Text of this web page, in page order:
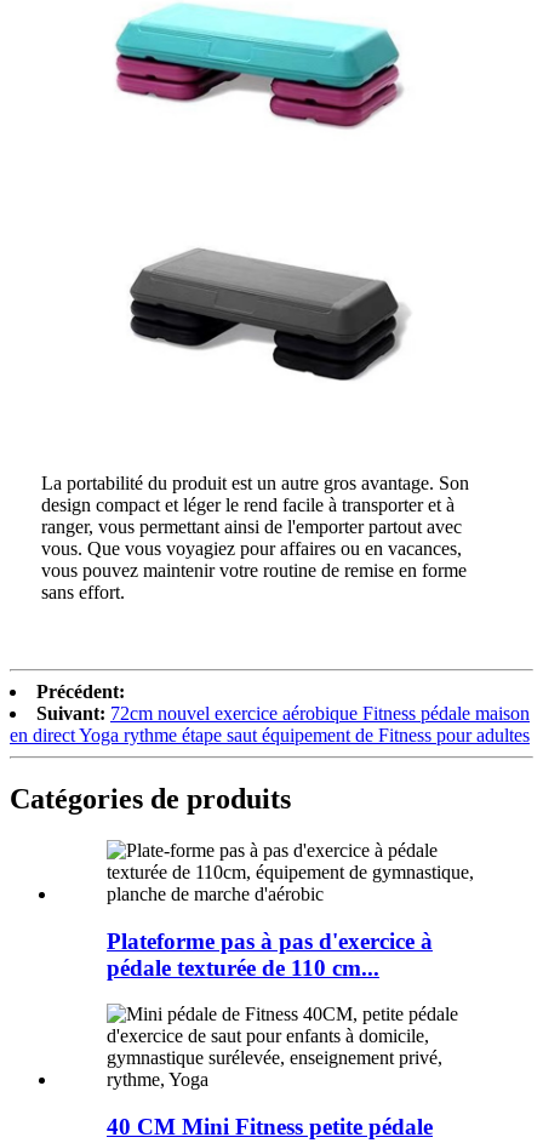
La portabilité du produit est un autre gros avantage. Son
design compact et léger le rend facile à transporter et à
ranger, vous permettant ainsi de l'emporter partout avec
vous. Que vous voyagiez pour affaires ou en vacances,
vous pouvez maintenir votre routine de remise en forme
sans effort.
Précédent:
Suivant: 72cm nouvel exercice aérobique Fitness pédale maison
en direct Yoga rythme étape saut équipement de Fitness pour adultes
Catégories de produits
Plateforme pas à pas d'exercice à
pédale texturée de 110 cm...
40 CM Mini Fitness petite pédale